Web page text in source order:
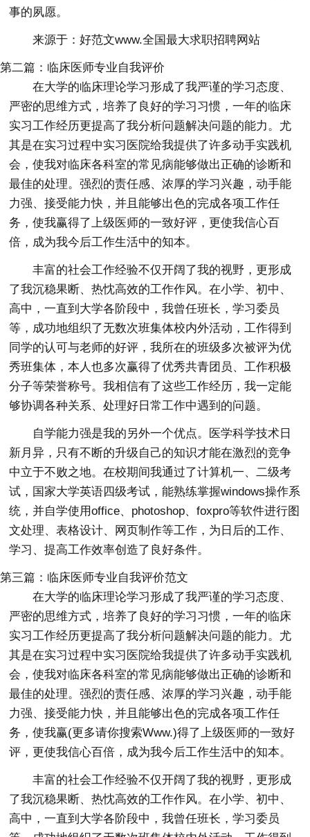
事的夙愿。
来源于：好范文www.全国最大求职招聘网站
第二篇：临床医师专业自我评价
在大学的临床理论学习形成了我严谨的学习态度、
严密的思维方式，培养了良好的学习习惯，一年的临床
实习工作经历更提高了我分析问题解决问题的能力。尤
其是在实习过程中实习医院给我提供了许多动手实践机
会，使我对临床各科室的常见病能够做出正确的诊断和
最佳的处理。强烈的责任感、浓厚的学习兴趣，动手能
力强、接受能力快，并且能够出色的完成各项工作任
务，使我赢得了上级医师的一致好评，更使我信心百
倍，成为我今后工作生活中的知本。
丰富的社会工作经验不仅开阔了我的视野，更形成
了我沉稳果断、热忱高效的工作作风。在小学、初中、
高中，一直到大学各阶段中，我曾任班长，学习委员
等，成功地组织了无数次班集体校内外活动，工作得到
同学的认可与老师的好评，我所在的班级多次被评为优
秀班集体，本人也多次赢得了优秀共青团员、工作积极
分子等荣誉称号。我相信有了这些工作经历，我一定能
够协调各种关系、处理好日常工作中遇到的问题。
自学能力强是我的另外一个优点。医学科学技术日
新月异，只有不断的升级自己的知识才能在激烈的竞争
中立于不败之地。在校期间我通过了计算机一、二级考
试，国家大学英语四级考试，能熟练掌握windows操作系
统，并自学使用office、photoshop、foxpro等软件进行图
文处理、表格设计、网页制作等工作，为日后的工作、
学习、提高工作效率创造了良好条件。
第三篇：临床医师专业自我评价范文
在大学的临床理论学习形成了我严谨的学习态度、
严密的思维方式，培养了良好的学习习惯，一年的临床
实习工作经历更提高了我分析问题解决问题的能力。尤
其是在实习过程中实习医院给我提供了许多动手实践机
会，使我对临床各科室的常见病能够做出正确的诊断和
最佳的处理。强烈的责任感、浓厚的学习兴趣，动手能
力强、接受能力快，并且能够出色的完成各项工作任
务，使我赢(更多请你搜索Www.)得了上级医师的一致好
评，更使我信心百倍，成为我今后工作生活中的知本。
丰富的社会工作经验不仅开阔了我的视野，更形成
了我沉稳果断、热忱高效的工作作风。在小学、初中、
高中，一直到大学各阶段中，我曾任班长，学习委员